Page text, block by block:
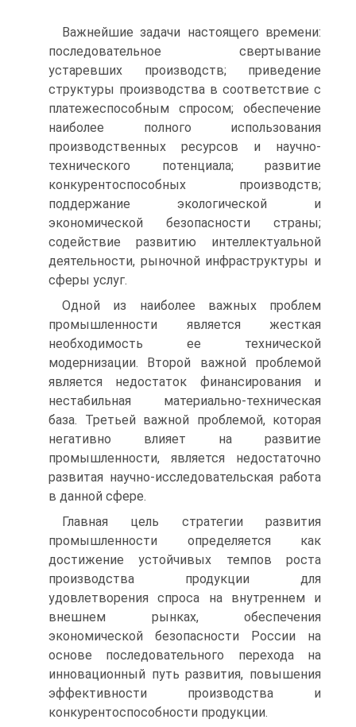
Важнейшие задачи настоящего времени:
последовательное свертывание
устаревших производств; приведение
структуры производства в соответствие с
платежеспособным спросом; обеспечение
наиболее полного использования
производственных ресурсов и научно-
технического потенциала; развитие
конкурентоспособных производств;
поддержание экологической и
экономической безопасности страны;
содействие развитию интеллектуальной
деятельности, рыночной инфраструктуры и
сферы услуг.
Одной из наиболее важных проблем
промышленности является жесткая
необходимость ее технической
модернизации. Второй важной проблемой
является недостаток финансирования и
нестабильная материально-техническая
база. Третьей важной проблемой, которая
негативно влияет на развитие
промышленности, является недостаточно
развитая научно-исследовательская работа
в данной сфере.
Главная цель стратегии развития
промышленности определяется как
достижение устойчивых темпов роста
производства продукции для
удовлетворения спроса на внутреннем и
внешнем рынках, обеспечения
экономической безопасности России на
основе последовательного перехода на
инновационный путь развития, повышения
эффективности производства и
конкурентоспособности продукции.